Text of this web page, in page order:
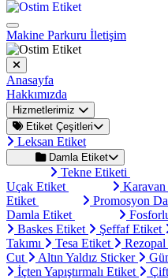
Makine Parkuru İletişim
Anasayfa
Hakkımızda
Hizmetlerimiz
Etiket Çeşitleri
Leksan Etiket
Damla Etiket
Tekne Etiketi
Uçak Etiket
Etiket
Promosyon
Damla Etiket
Baskes Etiket
Şeffaf Etiket
Takımı
Tesa Etiket
Cut
Altın Yaldız Sticker
İçten Yapıştırmalı Etiket